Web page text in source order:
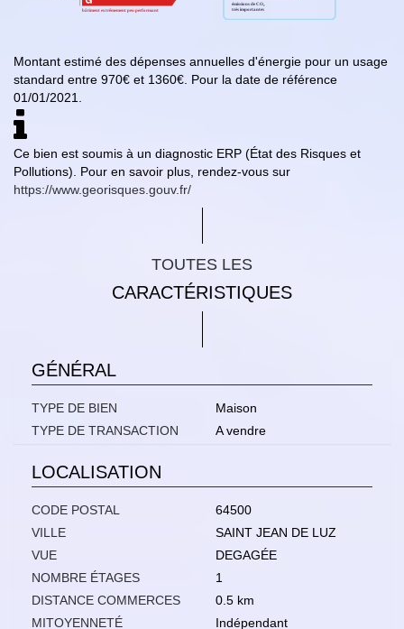
Montant estimé des dépenses annuelles d'énergie pour un usage
standard entre 970€ et 1360€. Pour la date de référence
01/01/2021.
Ce bien est soumis à un diagnostic ERP (État des Risques et
Pollutions). Pour en savoir plus, rendez-vous sur
https://www.georisques.gouv.fr/
TOUTES LES
CARACTÉRISTIQUES
GÉNÉRAL
TYPE DE BIEN
Maison
TYPE DE TRANSACTION
A vendre
LOCALISATION
CODE POSTAL
64500
VILLE
SAINT JEAN DE LUZ
VUE
DEGAGÉE
NOMBRE ÉTAGES
1
DISTANCE COMMERCES
0.5 km
MITOYENNETÉ
Indépendant